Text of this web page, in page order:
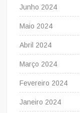
Junho 2024
Maio 2024
Abril 2024
Março 2024
Fevereiro 2024
Janeiro 2024